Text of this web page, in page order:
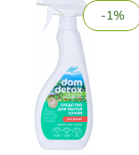
-1%